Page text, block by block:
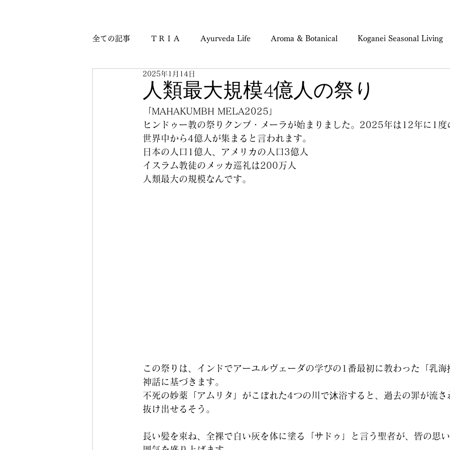
全ての記事 ＴＲＩＡ Ayurveda Life Aroma & Botanical Koganei Seasonal Living
Journey & Culture Notes Mind & Body Care
人類最大規模4億人の祭り
2025年1月14日
「MAHAKUMBH MELA2025」
ヒンドゥー教の祭りクンブ・メーラが始まりました。2025年は12年に1度
世界中から4億人が集まると言われます。
日本の人口1億人、アメリカの人口3億人
イスラム教徒のメッカ巡礼は200万人
人類最大の規模なんです。
この祭りは、インドでアーユルヴェーダの学びの1番最初に教わった「乳海
神話に基づきます。
不死の妙薬「アムリタ」がこぼれた4つの川で沐浴すると、過去の罪が流さ
抜け出せるそう。
長い髪を束ね、全裸で白い灰を体に塗る「サドゥ」と言う聖者が、皆の思